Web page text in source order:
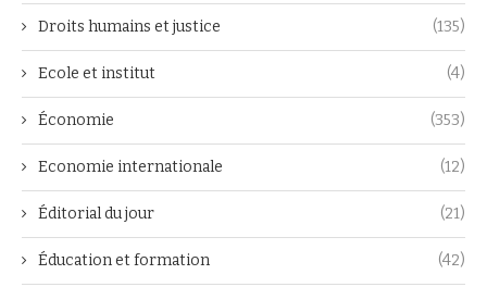
Droits humains et justice (135)
Ecole et institut (4)
Économie (353)
Economie internationale (12)
Éditorial du jour (21)
Éducation et formation (42)